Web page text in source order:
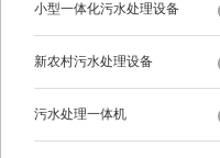
小型一体化污水处理设备
新农村污水处理设备
污水处理一体机